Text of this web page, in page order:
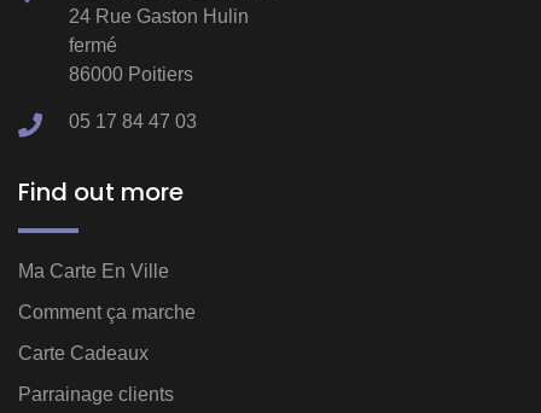
24 Rue Gaston Hulin
fermé
86000 Poitiers
05 17 84 47 03
Find out more
Ma Carte En Ville
Comment ça marche
Carte Cadeaux
Parrainage clients